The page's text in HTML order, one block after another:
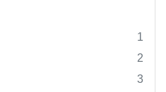
1
2
3